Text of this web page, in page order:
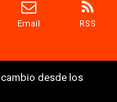
Email RSS
cambio desde los